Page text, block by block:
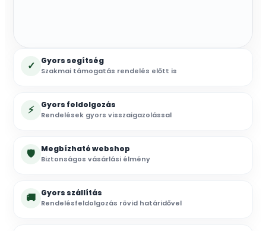
✓ Gyors segítség
Szakmai támogatás rendelés előtt is
⚡ Gyors feldolgozás
Rendelések gyors visszaigazolással
🛡 Megbízható webshop
Biztonságos vásárlási élmény
🚚 Gyors szállítás
Rendelésfeldolgozás rövid határidővel